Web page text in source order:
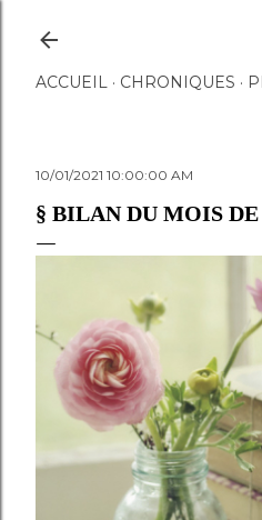
ACCUEIL CHRONIQUES
10/01/2021 10:00:00 AM
§ BILAN DU MOIS DE